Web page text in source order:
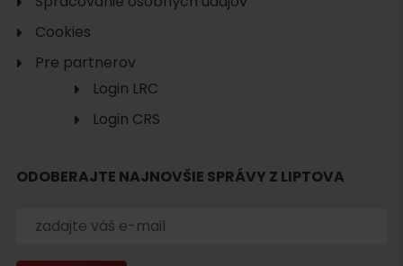
Cookies
Pre partnerov
Login LRC
Login CRS
ODOBERAJTE NAJNOVŠIE SPRÁVY Z LIPTOVA